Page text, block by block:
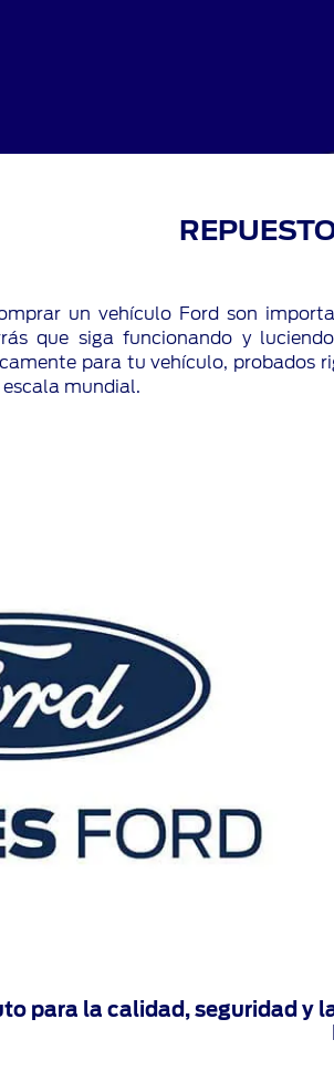
un vehículo Ford son
que siga funcionando y
para tu vehículo, probados
mundial.
para la calidad, seguridad y